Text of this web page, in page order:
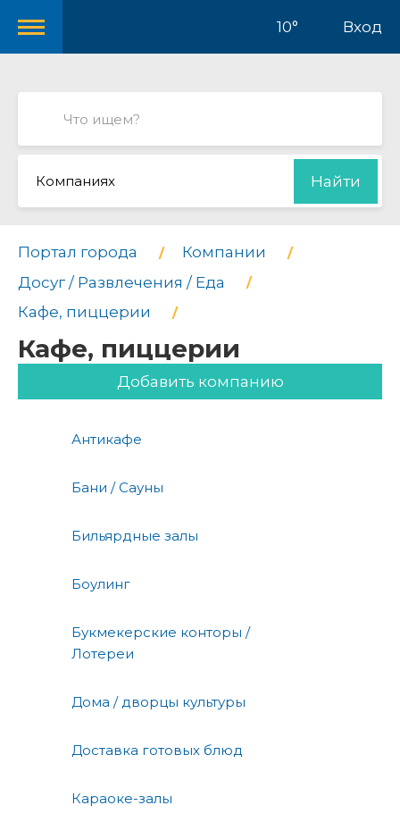
10° Вход
Компаниях Найти
Портал города
Компании
Досуг / Развлечения / Еда
Кафе, пиццерии
Кафе, пиццерии
Добавить компанию
Антикафе
Бани / Сауны
Бильярдные залы
Боулинг
Букмекерские конторы /
Лотереи
Дома / дворцы культуры
Доставка готовых блюд
Караоке-залы